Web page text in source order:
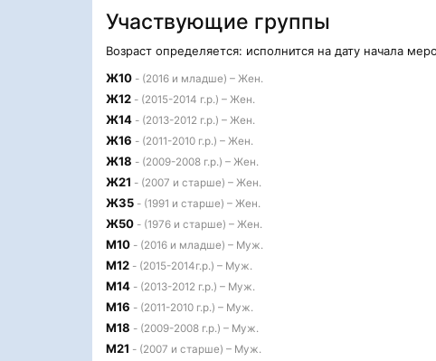
Участвующие группы
Возраст определяется: исполнится на дату начала
Ж10 - (2016 и младше) – Жен.
Ж12 - (2015-2014 г.р.) – Жен.
Ж14 - (2013-2012 г.р.) – Жен.
Ж16 - (2011-2010 г.р.) – Жен.
Ж18 - (2009-2008 г.р.) – Жен.
Ж21 - (2007 и старше) – Жен.
Ж35 - (1991 и старше) – Жен.
Ж50 - (1976 и старше) – Жен.
М10 - (2016 и младше) – Муж.
М12 - (2015-2014г.р.) – Муж.
М14 - (2013-2012 г.р.) – Муж.
М16 - (2011-2010 г.р.) – Муж.
М18 - (2009-2008 г.р.) – Муж.
М21 - (2007 и старше) – Муж.